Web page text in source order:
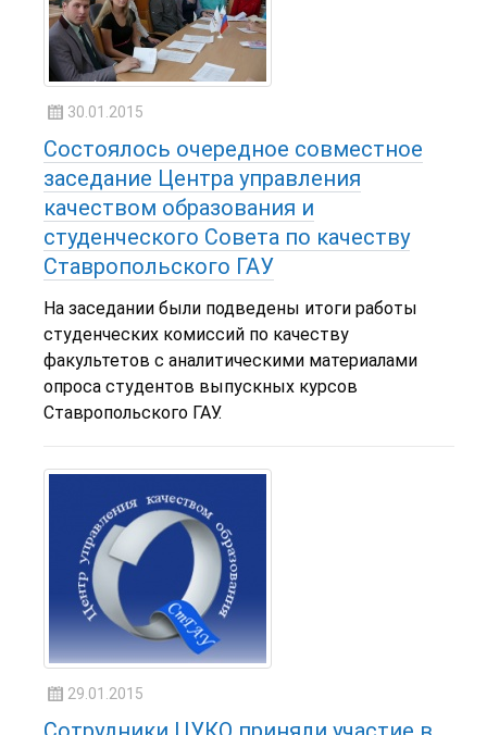
30.01.2015
Состоялось очередное совместное
заседание Центра управления
качеством образования и
студенческого Совета по качеству
Ставропольского ГАУ
На заседании были подведены итоги работы
студенческих комиссий по качеству
факультетов с аналитическими материалами
опроса студентов выпускных курсов
Ставропольского ГАУ.
29.01.2015